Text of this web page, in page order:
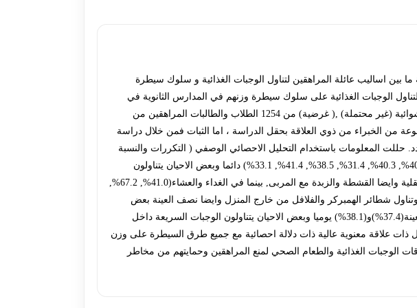
بين اساليب عائلة المراهقين لتناول الوجبات الغذائية و سلوك سيطرة
الوجبات الغذائية على سلوك سيطرة وزنهم في المدارس الثانوية في
مدينة بغداد للفترة من 20 من شهر نيسان لعام 2013 الى نهاية تشرين الاول لعام 2014 .اختيرت عينة عشوائية (غير محتملة) ,( غرضية) من 1254 الطلاب والطالبات المراهقين من
من الخبراء من ذوي العلاقة بحقل الدراسة ، اما الثبات فمن خلال دراسة
استمارة استبيانية مكونة من(54) فقرة اسئلة ذات متعدد. حللت المعلومات باستخدام التحليل الاحصائي الوصفي ( التكررات والنسبة
المئوية) ,والتحليل الاحصائيالاستنتاجي ( مربع – كاي). النتائج: اثبتت الدراسة ان معظم العينة (38.4%, 40.3%, 40.3%, 31.4%, 38.5%, 41.4%, 33.1%) دائما وبعض الاحيان يتناولون
الوجبات الغنية بالدهون والنشويات والمواد السكرية ونراها في وجبة الافطار مثل البيض والخضروات المقلية وايضا القشطة والزبدة مع المربى, بينما في الغداء والعشاء(41.0%, 67.2%,
وذويهم يتمتعون بجلب وتناول شطائر الهمبركر والفلافل من خارج المنزل وايضا نصف العينة بعض
الاحيان يتناولون الطعام الصحي مثل الخضروات الطازجة المطبوخة في المنزل, اكثر من ثلث ونصف العينة(37.4%)و(38.1%) يوميا وبعض الاحيان يتناولون الوجبات السريعة داخل
ذات علاقة معنوية عالية ذات دلالة احصائية مع جميع طرق السيطرة على وزن
الوجبات الغذائية والطعام الصحي لمنع المراهقين وحمايتهم من مخاطر